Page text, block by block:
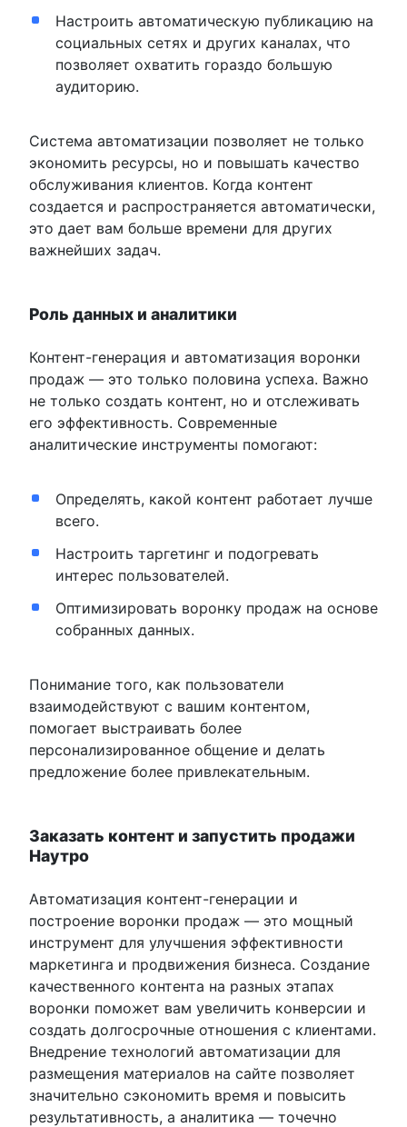
Настроить автоматическую публикацию на
социальных сетях и других каналах, что
позволяет охватить гораздо большую
аудиторию.
Система автоматизации позволяет не только
экономить ресурсы, но и повышать качество
обслуживания клиентов. Когда контент
создается и распространяется автоматически,
это дает вам больше времени для других
важнейших задач.
Роль данных и аналитики
Контент-генерация и автоматизация воронки
продаж — это только половина успеха. Важно
не только создать контент, но и отслеживать
его эффективность. Современные
аналитические инструменты помогают:
Определять, какой контент работает лучше
всего.
Настроить таргетинг и подогревать
интерес пользователей.
Оптимизировать воронку продаж на основе
собранных данных.
Понимание того, как пользователи
взаимодействуют с вашим контентом,
помогает выстраивать более
персонализированное общение и делать
предложение более привлекательным.
Заказать контент и запустить продажи
Наутро
Автоматизация контент-генерации и
построение воронки продаж — это мощный
инструмент для улучшения эффективности
маркетинга и продвижения бизнеса. Создание
качественного контента на разных этапах
воронки поможет вам увеличить конверсии и
создать долгосрочные отношения с клиентами.
Внедрение технологий автоматизации для
размещения материалов на сайте позволяет
значительно сэкономить время и повысить
результативность, а аналитика — точечно